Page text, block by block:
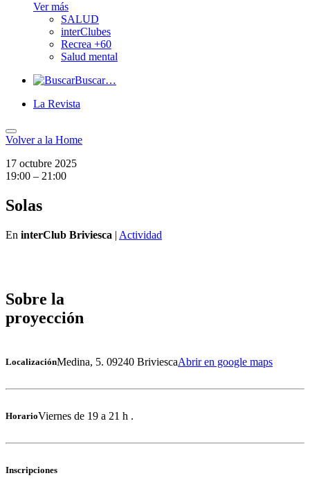
Ver más
SALUD
interClubes
Recrea +60
Salud mental
Buscar…
La Revista
Volver a la Home
17 octubre 2025
19:00 – 21:00
Solas
En interClub Briviesca | Actividad
Sobre la
proyección
LocalizaciónMedina, 5. 09240 BriviescaAbrir en google maps
HorarioViernes de 19 a 21 h .
Inscripciones